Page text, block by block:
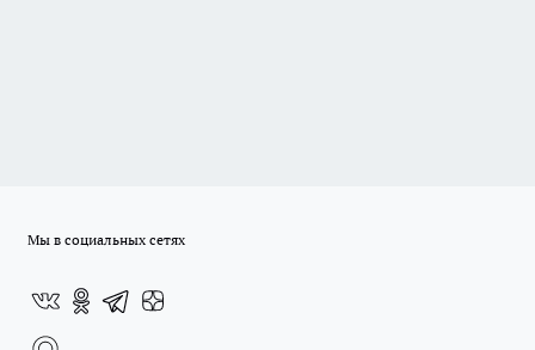
Мы в социальных сетях